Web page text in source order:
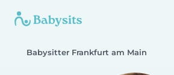
Babysitter Frankfurt am Main